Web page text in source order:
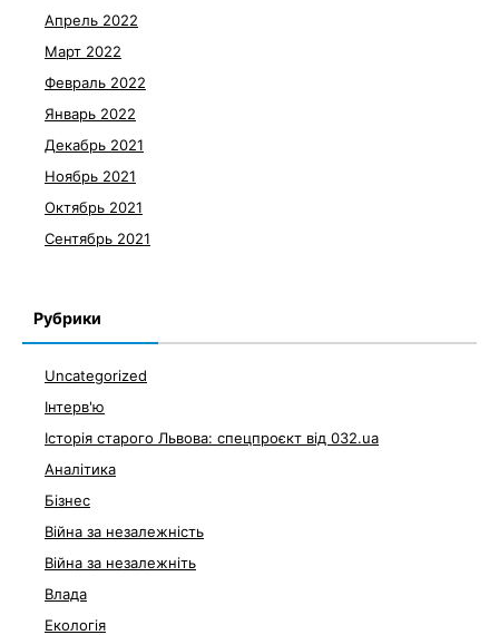
Апрель 2022
Март 2022
Февраль 2022
Январь 2022
Декабрь 2021
Ноябрь 2021
Октябрь 2021
Сентябрь 2021
Рубрики
Uncategorized
Інтерв'ю
Історія старого Львова: спецпроєкт від 032.ua
Аналітика
Бізнес
Війна за незалежність
Війна за незалежніть
Влада
Екологія